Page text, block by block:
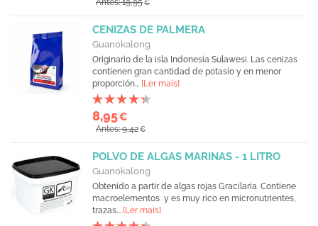
Antes: 19,95€
CENIZAS DE PALMERA
Guanokalong
Originario de la isla Indonesia Sulawesi. Las cenizas
contienen gran cantidad de potasio y en menor
proporción... [Ler mais]
8,95€
Antes: 9,42€
POLVO DE ALGAS MARINAS - 1 LITRO
Guanokalong
Obtenido a partir de algas rojas Gracilaria. Contiene
macroelementos y es muy rico en micronutrientes,
trazas... [Ler mais]